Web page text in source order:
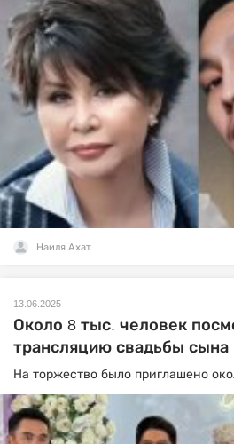
Наиля Ахат
13.06.2025
Около 8 тыс. человек
трансляцию свадьбы сына
На торжество было приглашено